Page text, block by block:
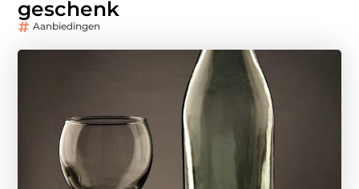
geschenk
Aanbiedingen